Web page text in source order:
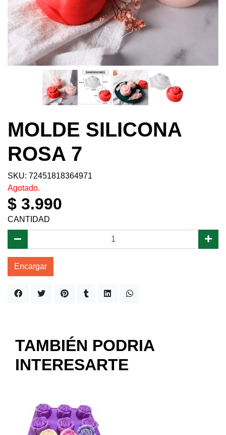
MOLDE SILICONA
ROSA 7
SKU: 72451818364971
Agotado.
$ 3.990
CANTIDAD
Encargar
TAMBIÉN PODRIA
INTERESARTE